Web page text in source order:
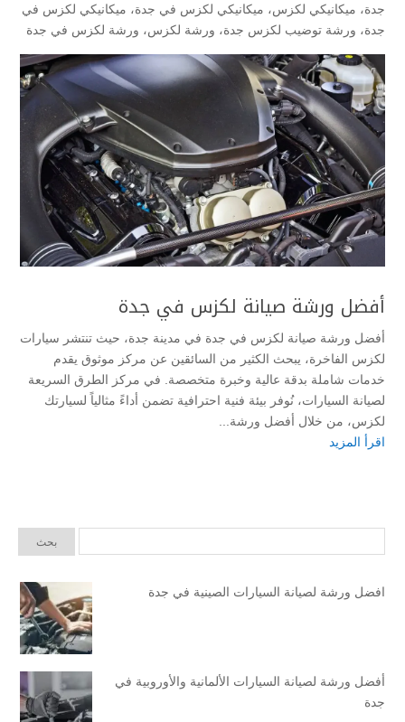
جدة، ميكانيكي لكزس، ميكانيكي لكزس في جدة، ميكانيكي لكزس في
جدة، ورشة توضيب لكزس جدة، ورشة لكزس، ورشة لكزس في جدة
أفضل ورشة صيانة لكزس في جدة
أفضل ورشة صيانة لكزس في جدة في مدينة جدة، حيث تنتشر سيارات
لكزس الفاخرة، يبحث الكثير من السائقين عن مركز موثوق يقدم
خدمات شاملة بدقة عالية وخبرة متخصصة. في مركز الطرق السريعة
لصيانة السيارات، نُوفر بيئة فنية احترافية تضمن أداءً مثالياً لسيارتك
لكزس، من خلال أفضل ورشة...
اقرأ المزيد
افضل ورشة لصيانة السيارات الصينية في جدة
أفضل ورشة لصيانة السيارات الألمانية والأوروبية في
جدة